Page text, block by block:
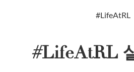
#LifeAtRL
#LifeAtRL